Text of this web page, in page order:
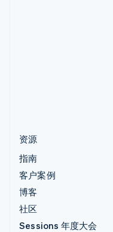
资源
指南
客户案例
博客
社区
Sessions 年度大会